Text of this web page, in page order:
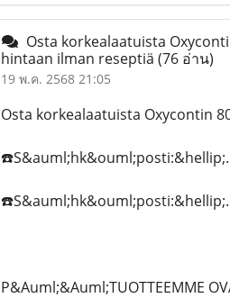
Osta korkealaatuista
hintaan ilman reseptiä (76 อ่าน)
19 พ.ค. 2568 21:05
Osta korkealaatuista Oxycontin
P&Auml;&Auml;TUOTTEEMME